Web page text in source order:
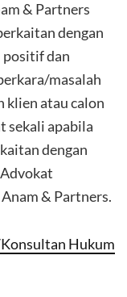
& Partners
dengan
positif dan
masalah
klien atau calon
sekali apabila
dengan
& Partners.
Hukum